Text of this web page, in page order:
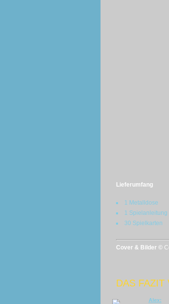
Lieferumfang
1 Metalldose
1 Spielanleitung
30 Spielkarten
Cover & Bilder ©
DAS FAZIT
Alex: